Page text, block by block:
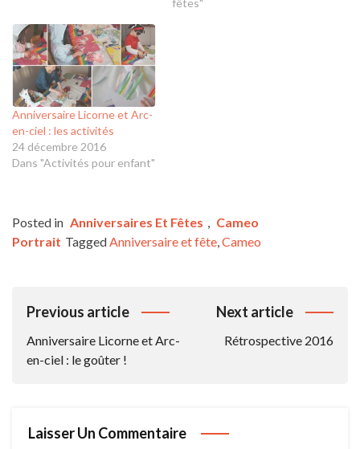
fêtes"
Anniversaire Licorne et Arc-
en-ciel : les activités
24 décembre 2016
Dans "Activités pour enfant"
Posted in Anniversaires Et Fêtes
Cameo
Portrait Tagged Anniversaire et fête Cameo
Navigation
L’article
Previous article
Anniversaire Licorne et Arc-
en-ciel : le goûter !
Next article
Rétrospective 2016
Laisser Un Commentaire